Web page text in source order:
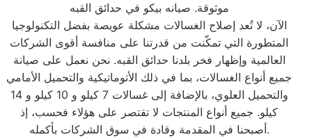
موثوقة. صيانه بيكو في حدائق القبه
الآن، لا تُعد إصلاح الغسالات مشكلة عويصة بفضل التكنولوجيا
المتطورة التي تمكّنت من قدرتنا على منافسة أقوى الشركات
العالمية وإظهار فخر بلدنا حدائق القبه. نحن نعمل على صيانة
جميع أنواع الغسالات، بما في ذلك الأتوماتيكية والتحميل الأمامي
والتحميل العلوي، بالإضافة إلى غسالات 7 كيلو و 10 كيلو و 14
كيلو. جميع أنواع المنتجات لا تقتصر على هؤلاء فحسب، إذ
أصبحنا في المقدمة وقادة في سوق الشركات بأكمله.